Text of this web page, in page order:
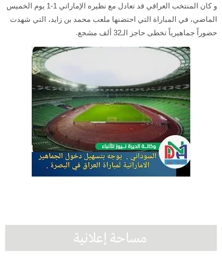
و كان المنتخب العراقي قد تعادل مع نظيره الإماراتي 1-1 يوم الخميس
الماضي، في المباراة التي احتضنها ملعب محمد بن زايد، التي شهدت
حضوراً جماهيرياً تخطى حاجز الـ32 ألف مشجع.